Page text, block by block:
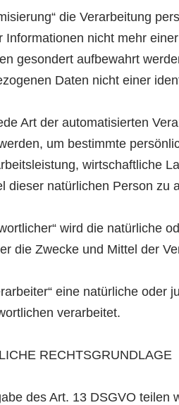
die Verarbeitung
Informationen nicht mehr
gesondert aufbewahrt
Daten nicht einer
Art der automatisierten
um bestimmte
wirtschaftliche
dieser natürlichen Person zu
wird die natürliche
die Zwecke und Mittel der
eine natürliche oder
verarbeitet.
RECHTSGRUNDLAGE
des Art. 13 DSGVO teilen